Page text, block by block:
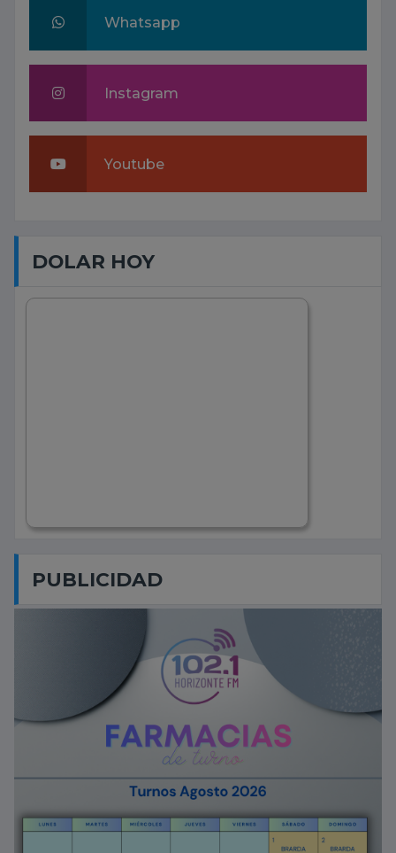
Whatsapp
Instagram
Youtube
DOLAR HOY
PUBLICIDAD